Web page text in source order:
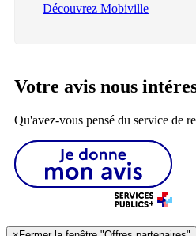
Découvrez Mobiville
Votre avis nous
Qu'avez-vous pensé du service de